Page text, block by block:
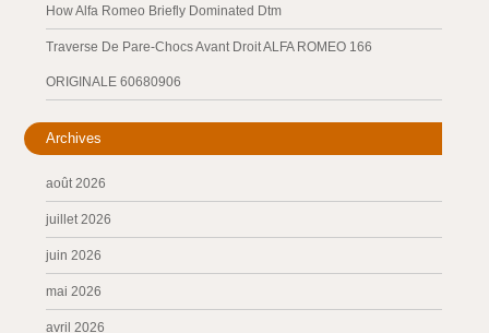
How Alfa Romeo Briefly Dominated Dtm
Traverse De Pare-Chocs Avant Droit ALFA ROMEO 166
ORIGINALE 60680906
Archives
août 2026
juillet 2026
juin 2026
mai 2026
avril 2026